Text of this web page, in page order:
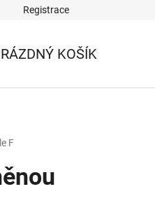
Registrace
KOŠÍK
F